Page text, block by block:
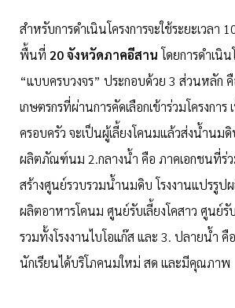
สำหรับการดำเนินโครงการจะใช้ระยะเวลา
พื้นที่ 20 จังหวัดภาคอีสาน โดยการดำเนิ
“แบบครบวงจร” ประกอบด้วย 3 ส่วนหลัก
เกษตรกรที่ผ่านการคัดเลือกเข้าร่วมโครงกา
ครอบครัว จะเป็นผู้เลี้ยงโคนมแล้วส่งน้ำนมดิ
ผลิตภัณฑ์นม 2.กลางน้ำ คือ ภาคเอกชนที่ร่ว
สร้างศูนย์รวบรวมน้ำนมดิบ โรงงานแปรรู
ผลิตอาหารโคนม ศูนย์รับเลี้ยงโคสาว ศูนย์รั
รวมทั้งโรงงานไบโอแก๊ส และ 3. ปลายน้ำ
นักเรียนได้บริโภคนมใหม่ สด และมีคุณภาพ